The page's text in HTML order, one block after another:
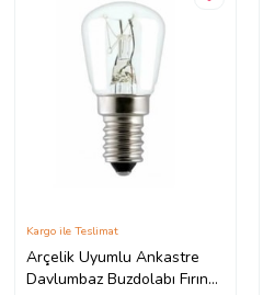
Arçelik Uyumlu Ankastre
Davlumbaz Buzdolabı Fırın
Kargo ile Teslimat